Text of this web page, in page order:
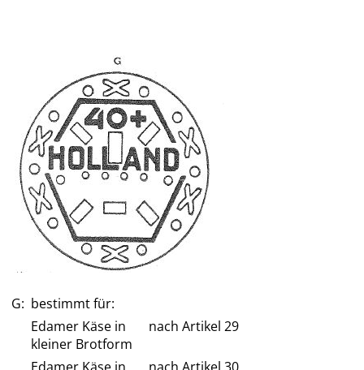
G: bestimmt für:
Edamer Käse in
kleiner Brotform
nach Artikel 29